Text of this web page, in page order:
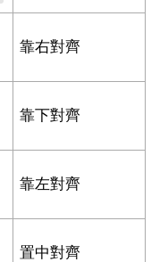
靠右對齊
靠下對齊
靠左對齊
置中對齊